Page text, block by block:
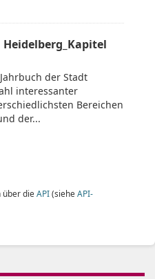
der Stadt
interessanter
Bereichen
der...
über die API(siehe API-